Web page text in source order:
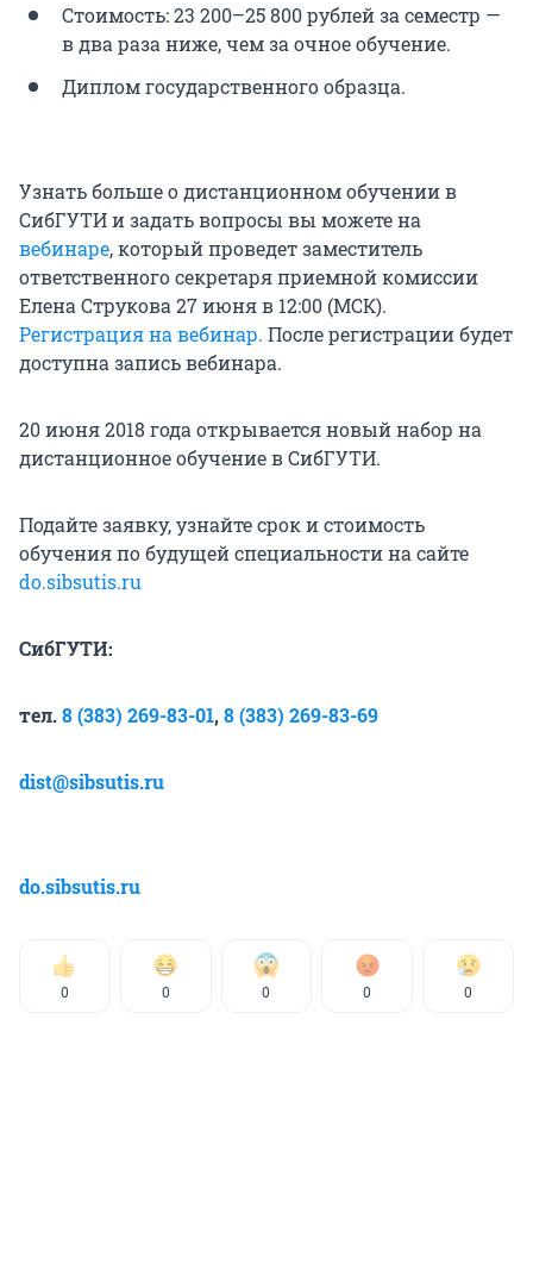
Стоимость: 23 200–25 800 рублей за семестр —
в два раза ниже, чем за очное обучение.
Диплом государственного образца.
Узнать больше о дистанционном обучении в
СибГУТИ и задать вопросы вы можете на
вебинаре, который проведет заместитель
ответственного секретаря приемной комиссии
Елена Струкова 27 июня в 12:00 (МСК).
Регистрация на вебинар. После регистрации будет
доступна запись вебинара.
20 июня 2018 года открывается новый набор на
дистанционное обучение в СибГУТИ.
Подайте заявку, узнайте срок и стоимость
обучения по будущей специальности на сайте
do.sibsutis.ru
СибГУТИ:
тел.8 (383) 269-83-01,8 (383) 269-83-69
dist@sibsutis.ru
do.sibsutis.ru
0 0 0 0 0